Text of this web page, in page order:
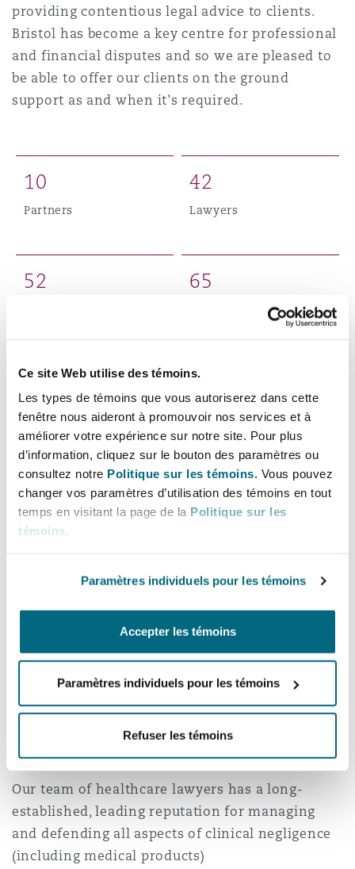
Ce site Web utilise des témoins.
Les types de témoins que vous autoriserez dans cette
fenêtre nous aideront à promouvoir nos services et à
améliorer votre expérience sur notre site. Pour plus
d’information, cliquez sur le bouton des paramètres ou
consultez notre Politique sur les témoins. Vous pouvez
changer vos paramètres d’utilisation des témoins en tout
temps en visitant la page de la Politique sur les
témoins.
Paramètres individuels pour les témoins
Accepter les témoins
Paramètres individuels pour les témoins
Refuser les témoins
Entretien, réparation et
Droit aérien commercial
Couverture d’assurance
Responsabilité du fabricant
produits
Assurance biens
Réassurance
Assurance spécialisée
Bator
York
County
Francisco
2 New Bailey
providing contentious legal advice to clients.
Bristol has become a key centre for professional
and financial disputes and so we are pleased to
be able to offer our clients on the ground
support as and when it's required.
10
Partners
42
Lawyers
52 65
Our Insurance, Financial & Professional Disputes
(IFPD) group in Bristol is part of Clyde & Co's
international offering, which has a long
established reputation as a leading advisor on
policy coverage, defending claims and regulatory
proceedings. We focus on each of the major
professions, as well as 'emerging professions'
such as recruitment, management consultants
and IT professionals.
comprises of over 150 infrastructure lawyers
across six continents. We provide contentious
legal advice to clients operating in the South
West, which has become an important region for
the infrastructure sector with several major
projects underway.
Our team of healthcare lawyers has a long-
established, leading reputation for managing
and defending all aspects of clinical negligence
(including medical products)